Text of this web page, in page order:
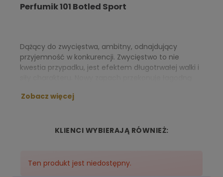
Perfumik 101 Botled Sport
Dążący do zwycięstwa, ambitny, odnajdujący
przyjemność w konkurencji. Zwycięstwo to nie
kwestia przypadku, jest efektem długotrwałej walki i
czystą i świeżą nutą serca oraz aromatyczno -
Zobacz więcej
KLIENCI WYBIERAJĄ RÓWNIEŻ:
Ten produkt jest niedostępny.